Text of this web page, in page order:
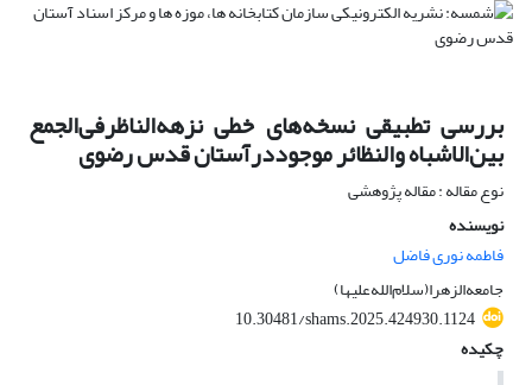
بررسی تطبیقی نسخه‌های خطی نزهه‌الناظرفی‌الجمع
بین‌الاشباه والنظائر موجوددرآستان قدس رضوی
نوع مقاله : مقاله پژوهشی
نویسنده
فاطمه نوری فاضل
جامعه‌الزهرا(سلام‌الله‌علیها)
10.30481/shams.2025.424930.1124
چکیده